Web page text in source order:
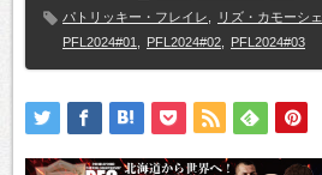
パトリッキー・フレイレ
リズ・カモーシェ
PFL2024#01
PFL2024#02 PFL2024#03